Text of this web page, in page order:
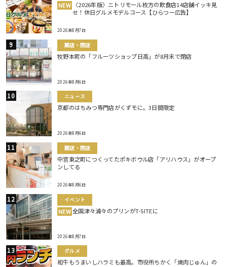
NEW 〈2026年版〉ニトリモール枚方の飲食店14店舗イッキ見
せ！休日グルメモデルコース【ひらつー広告】
2026年8月7日
開店・閉店
牧野本町の「フルーツショップ日高」が8月末で閉店
2026年8月6日
ニュース
京都のはちみつ専門店がくずモに。3日間限定
2026年8月6日
開店・閉店
中宮東之町につくってたポキボウル店「アリハウス」がオープ
ンしてる
2026年8月6日
イベント
NEW 全国津々浦々のプリンがT-SITEに
2026年8月7日
グルメ
和牛もうまいしハラミも最高。市役所ちかく「焼肉じゅん」の